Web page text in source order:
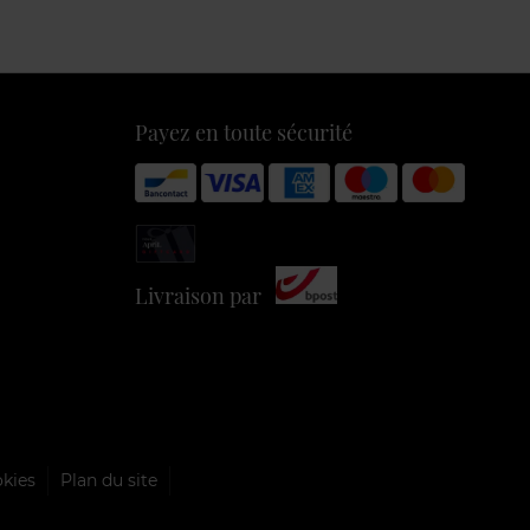
Payez en toute sécurité
Livraison par
Plan du site